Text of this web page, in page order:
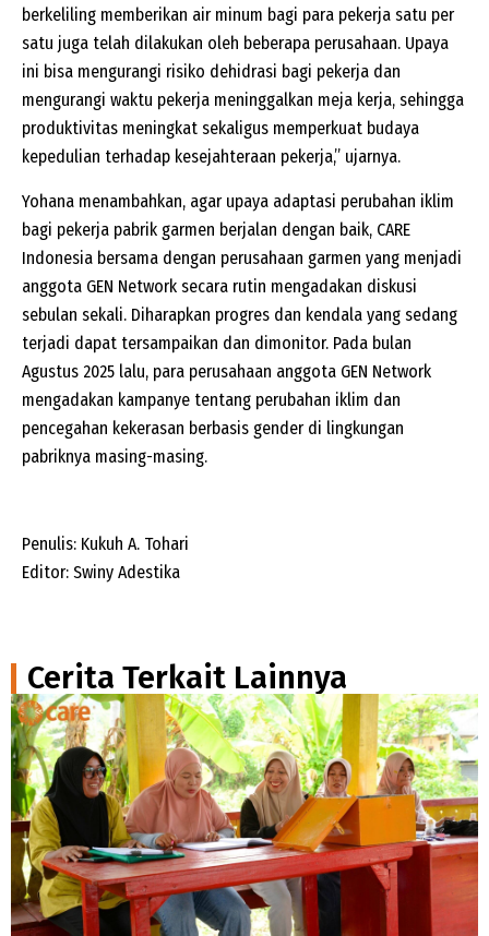
berkeliling memberikan air minum bagi para pekerja satu per
satu juga telah dilakukan oleh beberapa perusahaan. Upaya
ini bisa mengurangi risiko dehidrasi bagi pekerja dan
mengurangi waktu pekerja meninggalkan meja kerja, sehingga
produktivitas meningkat sekaligus memperkuat budaya
kepedulian terhadap kesejahteraan pekerja,” ujarnya.
Yohana menambahkan, agar upaya adaptasi perubahan iklim
bagi pekerja pabrik garmen berjalan dengan baik, CARE
Indonesia bersama dengan perusahaan garmen yang menjadi
anggota GEN Network secara rutin mengadakan diskusi
sebulan sekali. Diharapkan progres dan kendala yang sedang
terjadi dapat tersampaikan dan dimonitor. Pada bulan
Agustus 2025 lalu, para perusahaan anggota GEN Network
mengadakan kampanye tentang perubahan iklim dan
pencegahan kekerasan berbasis gender di lingkungan
pabriknya masing-masing.
Penulis: Kukuh A. Tohari
Editor: Swiny Adestika
Cerita Terkait Lainnya